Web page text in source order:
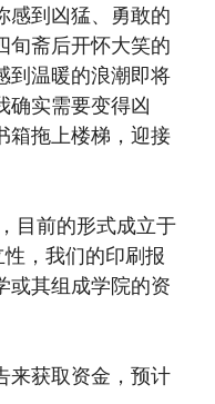
感到凶猛、勇敢的
旬斋后开怀大笑的
到温暖的浪潮即将
确实需要变得凶
箱拖上楼梯，迎接
目前的形式成立于
，我们的印刷报
或其组成学院的资
来获取资金，预计